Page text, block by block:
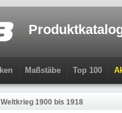
Maßstäbe Top 100
1900 bis 1918